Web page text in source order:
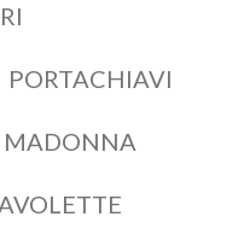
PORTACHIAVI
MADONNA